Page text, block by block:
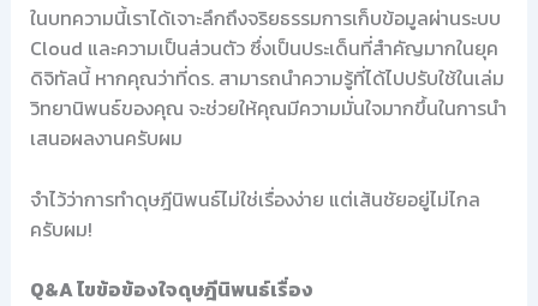
ในบทความนี้เราได้เจาะลึกถึงจริยธรรมการเก็บข้อมูลผ่านระบบ
Cloud และความเป็นส่วนตัว ซึ่งเป็นประเด็นที่สำคัญมากในยุค
ดิจิทัลนี้ หากคุณว่าที่ดร. สามารถนำความรู้ที่ได้ไปปรับใช้ในเล่ม
วิทยานิพนธ์ของคุณ จะช่วยให้คุณมีความมั่นใจมากขึ้นในการนำ
เสนอผลงานครับผม
จำไว้ว่าการทำดุษฎีนิพนธ์ไม่ใช่เรื่องง่าย แต่เส้นชัยอยู่ไม่ไกล
ครับผม!
Q&A ไขข้อข้องใจดุษฎีนิพนธ์เรื่อง